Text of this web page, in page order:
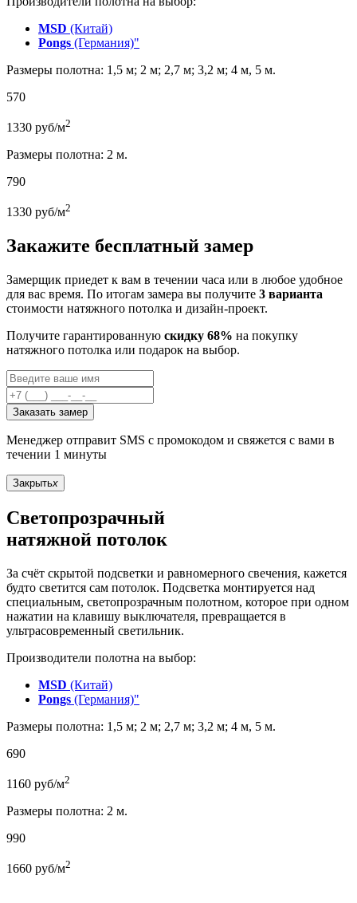
MSD (Китай)
Pongs (Германия)"
Размеры полотна: 1,5 м; 2 м; 2,7 м; 3,2 м; 4 м, 5 м.
570
1330 руб/м2
Размеры полотна: 2 м.
790
1330 руб/м2
Закажите бесплатный замер
Замерщик приедет к вам в течении часа или в любое удобное
для вас время. По итогам замера вы получите 3 варианта
стоимости натяжного потолка и дизайн-проект.
Получите гарантированную скидку 68% на покупку
натяжного потолка или подарок на выбор.
Заказать замер
Менеджер отправит SMS с промокодом и свяжется с вами в
течении 1 минуты
Закрытьx
Светопрозрачный
натяжной потолок
За счёт скрытой подсветки и равномерного свечения, кажется
будто светится сам потолок. Подсветка монтируется над
специальным, светопрозрачным полотном, которое при одном
нажатии на клавишу выключателя, превращается в
ультрасовременный светильник.
Производители полотна на выбор:
MSD (Китай)
Pongs (Германия)"
Размеры полотна: 1,5 м; 2 м; 2,7 м; 3,2 м; 4 м, 5 м.
690
1160 руб/м2
Размеры полотна: 2 м.
990
1660 руб/м2